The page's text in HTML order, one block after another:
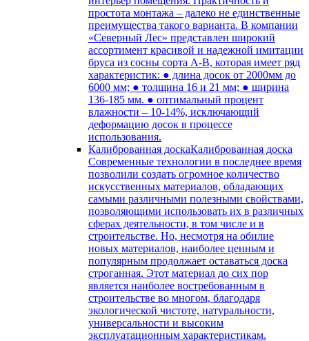
простота монтажа – далеко не единственные
преимущества такого варианта. В компании
«Северный Лес» представлен широкий
ассортимент красивой и надежной имитации
бруса из сосны сорта А-В, которая имеет ряд
характеристик: ● длина досок от 2000мм до
6000 мм; ● толщина 16 и 21 мм; ● ширина
136-185 мм. ● оптимальный процент
влажности – 10-14%, исключающий
деформацию досок в процессе
использования.
Калиброванная доскаКалиброванная доска
Современные технологии в последнее время
позволили создать огромное количество
искусственных материалов, обладающих
самыми различными полезными свойствами,
позволяющими использовать их в различных
сферах деятельности, в том числе и в
строительстве. Но, несмотря на обилие
новых материалов, наиболее ценным и
популярным продолжает оставаться доска
строганная. Этот материал до сих пор
является наиболее востребованным в
строительстве во многом, благодаря
экологической чистоте, натуральности,
универсальности и высоким
эксплуатационным характеристикам.